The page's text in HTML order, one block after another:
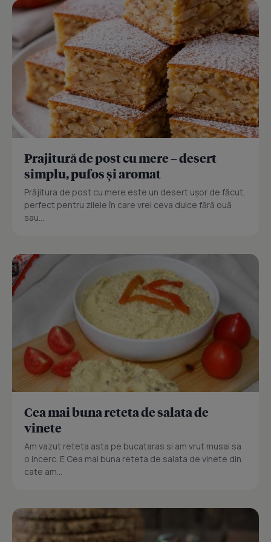
Prajitură de post cu mere – desert
simplu, pufos și aromat
Prăjitura de post cu mere este un desert ușor de făcut,
perfect pentru zilele în care vrei ceva dulce fără ouă
sau...
Cea mai buna reteta de salata de
vinete
Am vazut reteta asta pe bucataras si am vrut musai sa
o incerc. E Cea mai buna reteta de salata de vinete din
cate am...